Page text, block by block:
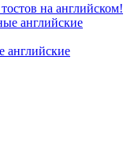
на английском!
английские